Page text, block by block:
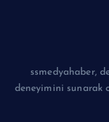
ssmedyahaber,
deneyimini sunarak